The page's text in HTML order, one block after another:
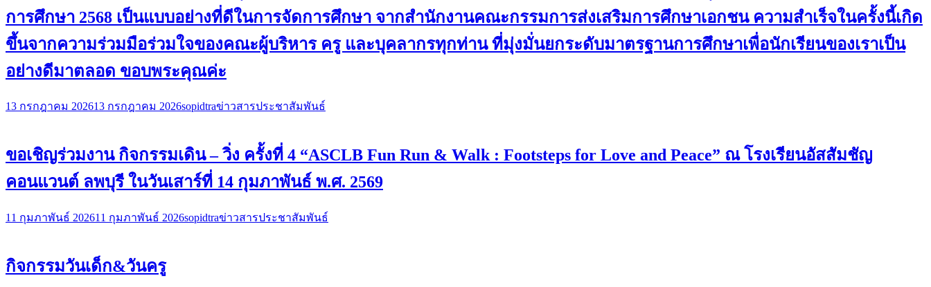
การศึกษา 2568 เป็นแบบอย่างที่ดีในการจัดการศึกษา จากสำนักงานคณะกรรมการส่งเสริมการศึกษาเอกชน ความสำเร็จในครั้งนี้เกิด
ขึ้นจากความร่วมมือร่วมใจของคณะผู้บริหาร ครู และบุคลากรทุกท่าน ที่มุ่งมั่นยกระดับมาตรฐานการศึกษาเพื่อนักเรียนของเราเป็น
อย่างดีมาตลอด ขอบพระคุณค่ะ
13 กรกฎาคม 202613 กรกฎาคม 2026sopidtraข่าวสารประชาสัมพันธ์
ขอเชิญร่วมงาน กิจกรรมเดิน – วิ่ง ครั้งที่ 4 “ASCLB Fun Run & Walk : Footsteps for Love and Peace” ณ โรงเรียนอัสสัมชัญ
คอนแวนต์ ลพบุรี ในวันเสาร์ที่ 14 กุมภาพันธ์ พ.ศ. 2569
11 กุมภาพันธ์ 202611 กุมภาพันธ์ 2026sopidtraข่าวสารประชาสัมพันธ์
กิจกรรมวันเด็ก&วันครู